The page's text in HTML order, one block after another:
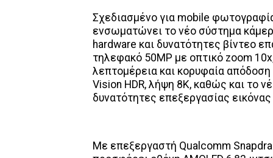
Σχεδιασμένο για mobile
ενσωματώνει το νέο σύστημα
hardware και δυνατότητες βίντεο
τηλεφακό 50MP με οπτικό zoom
λεπτομέρεια και κορυφαία
Vision HDR, λήψη 8K, καθώς και το
δυνατότητες επεξεργασίας εικόνας
Με επεξεργαστή Qualcomm